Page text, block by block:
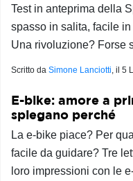
Test in anteprima della
spasso in salita, facile
Una rivoluzione? Forse
Scritto da Simone Lanciotti, il 5
E-bike: amore a
spiegano perché
La e-bike piace? Per
facile da guidare? Tre
loro impressioni con le